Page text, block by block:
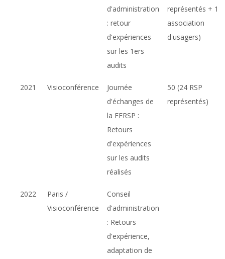
d'administration
: retour
d'expériences
sur les 1ers
audits
représentés + 1
association
d'usagers)
2021 Visioconférence
Journée
d'échanges de
la FFRSP :
Retours
d'expériences
sur les audits
réalisés
50 (24 RSP
représentés)
2022
Paris /
Visioconférence
Conseil
d'administration
: Retours
d'expérience,
adaptation de